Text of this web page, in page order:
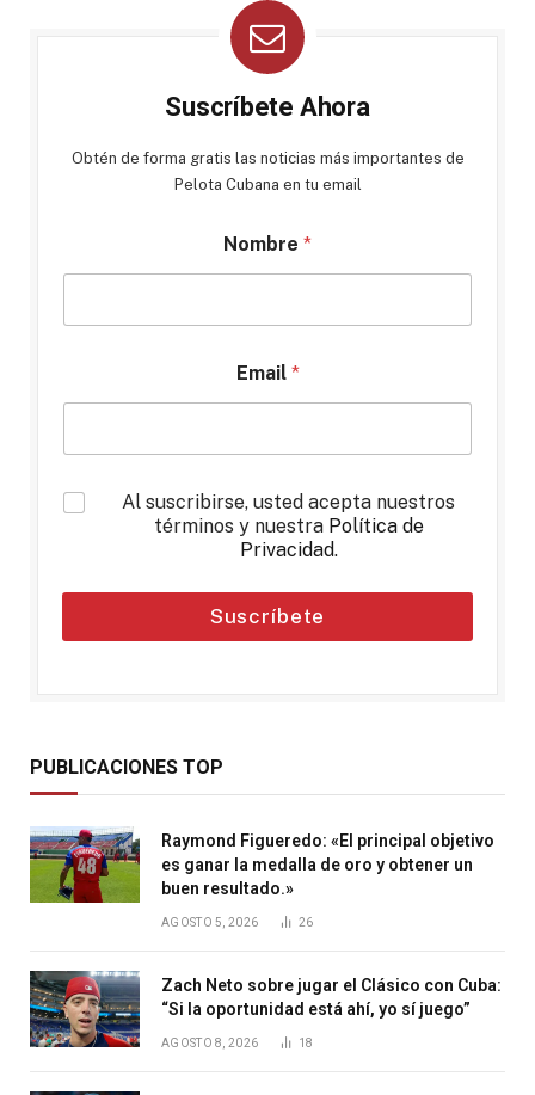
Suscríbete Ahora
Obtén de forma gratis las noticias más importantes de
Pelota Cubana en tu email
Nombre *
Email *
*
Al suscribirse, usted acepta nuestros
términos y nuestra Política de
Privacidad.
Suscríbete
PUBLICACIONES TOP
Raymond Figueredo: «El principal objetivo
es ganar la medalla de oro y obtener un
buen resultado.»
AGOSTO 5, 2026 26
Zach Neto sobre jugar el Clásico con Cuba:
“Si la oportunidad está ahí, yo sí juego”
AGOSTO 8, 2026 18